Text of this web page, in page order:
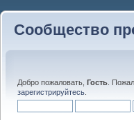
Сообщество
Добро пожаловать, Гость .
зарегистрируйтесь